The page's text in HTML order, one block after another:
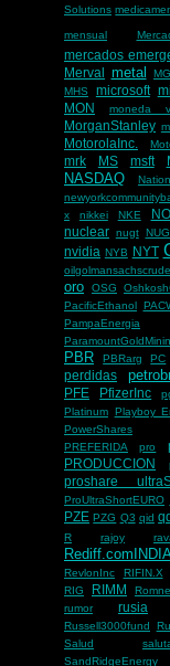
Solutions
mensual
mercados
Merval metal
MHS microsoft
MON moneda
MorganStanley
MotorolaInc.
mrk MS msft
NASDAQ
x
nikkei NKE
nuclear nugt
nvidia NYB NYT
oilgolmansachscrude
oro OSG
PacificEthanol
PampaEnergia
PBR PBRarg PC
perdidas
PFE PfizerInc
Platinum
Playboy
PowerShares
PREFERIDA
pro
PRODUCCION
proshare
ProUltraShortEURO
PZE PZG Q3 qid
R rajoy
RevlonInc
RIFIN.X
RIG
RIMM
rumor rusia
Russell3000fund
Salud
SandRidgeEnergy